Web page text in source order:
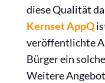
diese Qualität
Kernset AppQ
veröffentlichte
Bürger ein
Weitere